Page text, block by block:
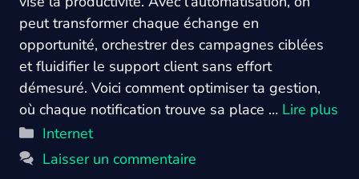
peut transformer chaque échange en
opportunité, orchestrer des campagnes ciblées
et fluidifier le support client sans effort
démesuré. Voici comment optimiser ta gestion,
où chaque notification trouve sa place … Lire plus
Catégories
Internet
Laisser un commentaire